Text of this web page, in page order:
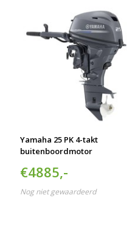
Yamaha 25 PK 4-takt
buitenboordmotor
€4885,-
Nog niet gewaardeerd